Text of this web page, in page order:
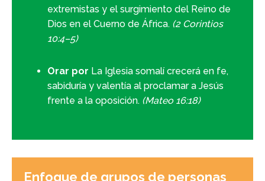
extremistas y el surgimiento del Reino de
Dios en el Cuerno de África. (2 Corintios
10:4–5)
Orar por La Iglesia somalí crecerá en fe,
sabiduría y valentía al proclamar a Jesús
frente a la oposición. (Mateo 16:18)
Enfoque de grupos de personas